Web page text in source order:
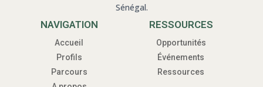
Sénégal.
NAVIGATION
Accueil
Profils
Parcours
RESSOURCES
Opportunités
Événements
Ressources